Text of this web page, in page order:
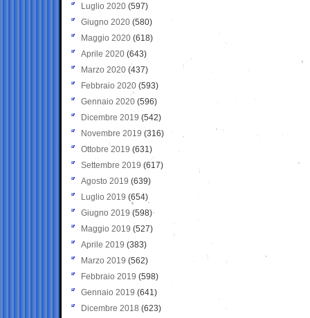
Luglio 2020 (597)
Giugno 2020 (580)
Maggio 2020 (618)
Aprile 2020 (643)
Marzo 2020 (437)
Febbraio 2020 (593)
Gennaio 2020 (596)
Dicembre 2019 (542)
Novembre 2019 (316)
Ottobre 2019 (631)
Settembre 2019 (617)
Agosto 2019 (639)
Luglio 2019 (654)
Giugno 2019 (598)
Maggio 2019 (527)
Aprile 2019 (383)
Marzo 2019 (562)
Febbraio 2019 (598)
Gennaio 2019 (641)
Dicembre 2018 (623)